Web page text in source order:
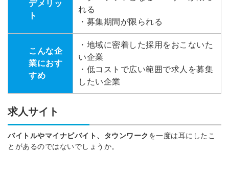
デメリッ
ト
れる
・募集期間が限られる
こんな企
業におす
すめ
・地域に密着した採用をおこないた
い企業
・低コストで広い範囲で求人を募集
したい企業
求人サイト
バイトルやマイナビバイト、タウンワーク を一度は耳にしたこ
とがあるのではないでしょうか。